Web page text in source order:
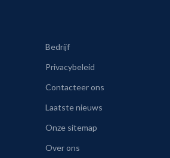
Bedrijf
Privacybeleid
Contacteer ons
Laatste nieuws
Onze sitemap
Over ons